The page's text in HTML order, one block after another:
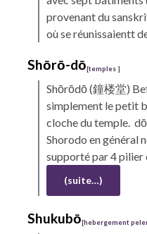
provenant du
où se réunissaientt
Shōrō-dō [temples]
Shōrōdō(鐘楼堂)
simplement le petit
cloche du temple.
Shorodo en général
supporté par 4 pilier
(suite…)
Shukubō[hebergement